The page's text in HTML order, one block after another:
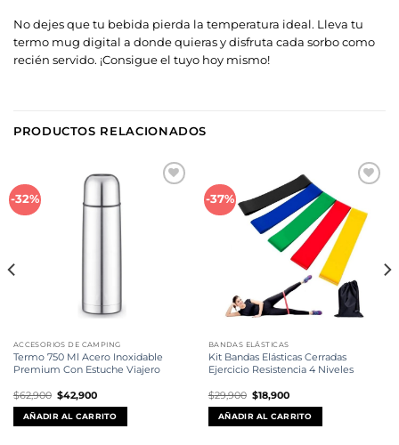
No dejes que tu bebida pierda la temperatura ideal. Lleva tu
termo mug digital a donde quieras y disfruta cada sorbo como
recién servido. ¡Consigue el tuyo hoy mismo!
PRODUCTOS RELACIONADOS
-32%
ACCESORIOS DE CAMPING
Termo 750 Ml Acero Inoxidable
Premium Con Estuche Viajero
$62,900 El
precio
original
era:
$62,900.
$42,900El
actual
es:
$42,900.
AÑADIR AL CARRITO
-37%
lista de
deseos
BANDAS ELÁSTICAS
Kit Bandas Elásticas Cerradas
Ejercicio Resistencia 4 Niveles
$29,900 El
precio
original
era:
$29,900.
$18,900El
actual
es:
$18,900.
AÑADIR AL CARRITO